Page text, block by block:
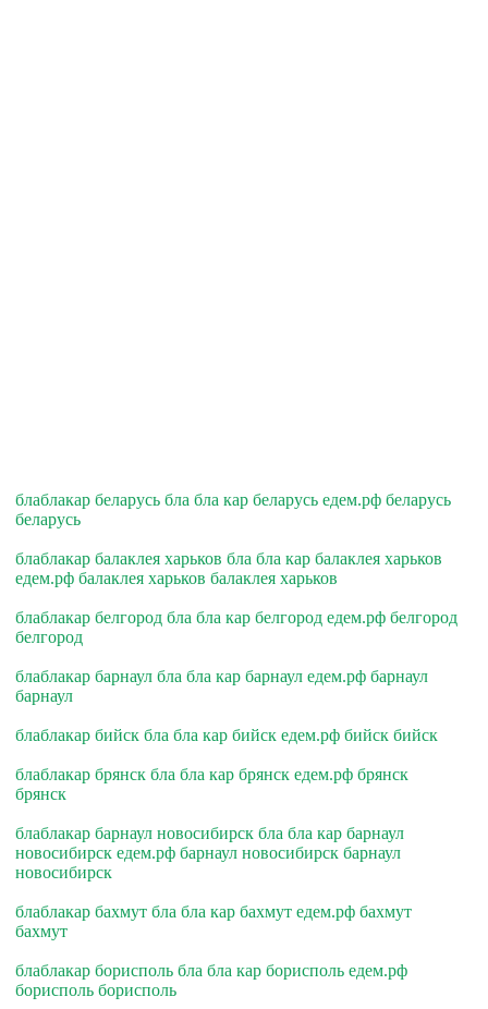
блаблакар беларусь бла бла кар беларусь едем.рф беларусь
беларусь
блаблакар балаклея харьков бла бла кар балаклея харьков
едем.рф балаклея харьков балаклея харьков
блаблакар белгород бла бла кар белгород едем.рф белгород
белгород
блаблакар барнаул бла бла кар барнаул едем.рф барнаул
барнаул
блаблакар бийск бла бла кар бийск едем.рф бийск бийск
блаблакар брянск бла бла кар брянск едем.рф брянск
брянск
блаблакар барнаул новосибирск бла бла кар барнаул
новосибирск едем.рф барнаул новосибирск барнаул
новосибирск
блаблакар бахмут бла бла кар бахмут едем.рф бахмут
бахмут
блаблакар борисполь бла бла кар борисполь едем.рф
борисполь борисполь